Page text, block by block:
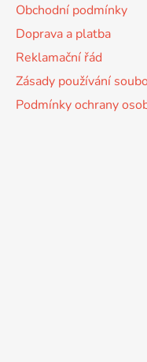
Obchodní podmínky
Doprava a platba
Reklamační řád
Zásady používání
Podmínky ochrany